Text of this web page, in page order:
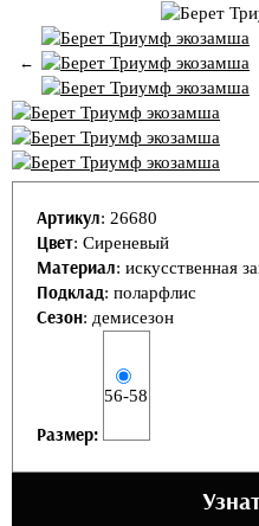
←
Артикул: 26680
Цвет: Сиреневый
Материал: искусственная
Подклад: поларфлис
Сезон: демисезон
Размер:
56-58